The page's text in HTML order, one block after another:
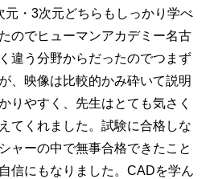
元・3次元どちらもしっかり学べ
のでヒューマンアカデミー名古
違う分野からだったのでつまず
、映像は比較的かみ砕いて説明
りやすく、先生はとても気さく
てくれました。試験に合格しな
ャーの中で無事合格できたこと
信にもなりました。CADを学ん